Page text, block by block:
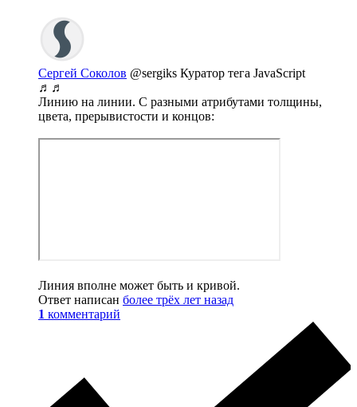
Сергей Соколов @sergiks Куратор тега JavaScript
♬♬
Линию на линии. С разными атрибутами толщины,
цвета, прерывистости и концов:
Линия вполне может быть и кривой.
Ответ написан более трёх лет назад
1 комментарий